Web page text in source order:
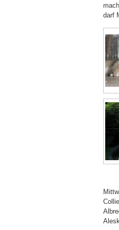
darf